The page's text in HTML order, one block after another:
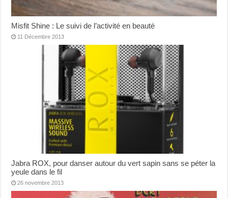
Misfit Shine : Le suivi de l’activité en beauté
11 Décembre 2013
Jabra ROX, pour danser autour du vert sapin sans se péter la
yeule dans le fil
26 novembre 2013